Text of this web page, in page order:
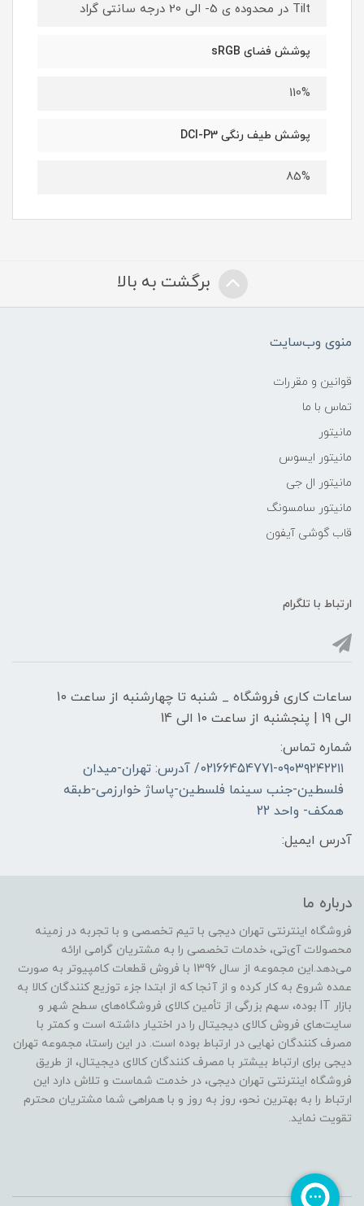
Tilt در محدوده ی 5- الی 20 درجه سانتی گراد
پوشش فضای sRGB
110%
پوشش طیف رنگی DCI-P3
85%
برگشت به بالا
منوی وب‌سایت
قوانین و مقررات
تماس با ما
مانیتور
مانیتور ایسوس
مانیتور ال جی
مانیتور سامسونگ
قاب گوشی آیفون
ارتباط با تلگرام
ساعات کاری فروشگاه _ شنبه تا چهارشنبه از ساعت 10
الی 19 | پنجشنبه از ساعت 10 الی 14
شماره تماس:
02166454771-۰۹۰۳۹۲۴۲۲۱۱/ آدرس: تهران-میدان
فلسطین-جنب سینما فلسطین-پاساژ خوارزمی-طبقه
همکف- واحد 22
آدرس ایمیل:
درباره ما
فروشگاه اینترنتی تهران دیجی با تیم تخصصی و با تجربه در زمینه
محصولات آی‌تی، خدمات تخصصی را به مشتریان گرامی ارائه
می‌دهد.این مجموعه از سال 1396 با فروش قطعات کامپیوتر به صورت
عمده شروع به کار کرده و از آنجا که از ابتدا جزء توزیع کنندگان کالا به
بازار IT بوده، سهم بزرگی از تأمین کالای فروشگاه‌های سطح شهر و
سایت‌های فروش کالای دیجیتال را در اختیار داشته است و کمتر با
مصرف کنندگان نهایی در ارتباط بوده است. در این راستا، مجموعه تهران
دیجی برای ارتباط بیشتر با مصرف کنندگان کالای دیجیتال، از طریق
فروشگاه اینترنتی تهران دیجی، در خدمت شماست و تلاش دارد این
ارتباط را به بهترین نحو، روز به روز و با همراهی شما مشتریان محترم
تقویت نماید.